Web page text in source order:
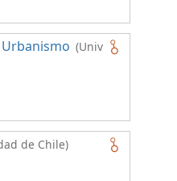
(Univ
de Chile)